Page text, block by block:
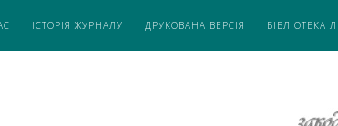
ІСТОРІЯ ЖУРНАЛУ ДРУКОВАНА ВЕРСІЯ БІБЛІОТЕКА